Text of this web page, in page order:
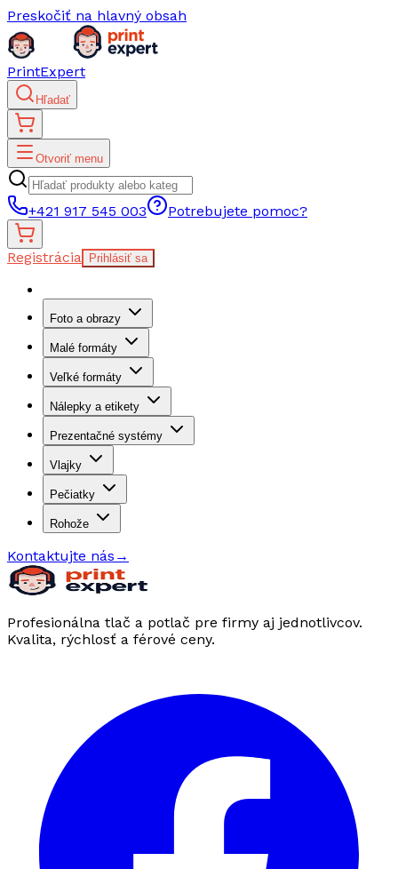
Preskočiť na hlavný obsah
PrintExpert
Hľadať
Otvoriť menu
+421 917 545 003 Potrebujete pomoc?
Registrácia Prihlásiť sa
Foto a obrazy
Malé formáty
Veľké formáty
Nálepky a etikety
Prezentačné systémy
Vlajky
Pečiatky
Rohože
Kontaktujte nás →
Profesionálna tlač a potlač pre firmy aj jednotlivcov.
Kvalita, rýchlosť a férové ceny.